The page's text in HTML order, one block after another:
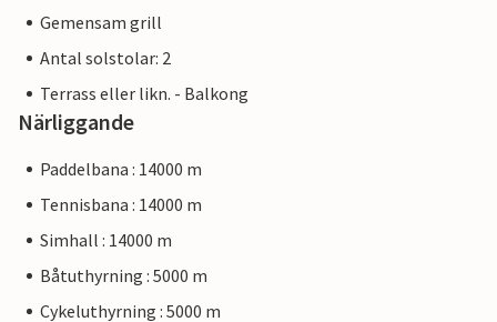
Gemensam grill
Antal solstolar: 2
Terrass eller likn. - Balkong
Närliggande
Paddelbana : 14000 m
Tennisbana : 14000 m
Simhall : 14000 m
Båtuthyrning : 5000 m
Cykeluthyrning : 5000 m